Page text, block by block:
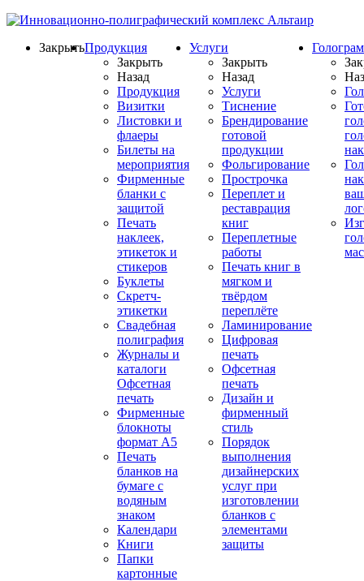
ЗакрытьПродукция
Закрыть
Назад
Продукция
Визитки
Листовки и
флаеры
Билеты на
мероприятия
Фирменные
бланки с
защитой
Печать
наклеек,
этикеток и
стикеров
Буклеты
Скретч-
этикетки
Свадебная
полиграфия
Журналы и
каталоги
Офсетная
печать
Фирменные
блокноты
формат А5
Печать
бланков на
бумаге с
водяным
знаком
Календари
Книги
Папки
картонные
Услуги
Закрыть
Назад
Услуги
Тиснение
Брендирование
готовой
продукции
Фольгирование
Прострочка
Переплет и
реставрация
книг
Переплетные
работы
Печать книг в
мягком и
твёрдом
переплёте
Ламинирование
Цифровая
печать
Офсетная
печать
Дизайн и
фирменный
стиль
Порядок
выполнения
дизайнерских
услуг при
изготовлении
бланков с
элементами
защиты